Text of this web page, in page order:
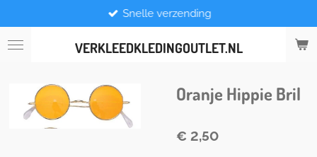
direct
naar
VERKLEEDKLEDINGOUTLET.NL
Snelle verzending
Oranje Hippie Bril
€ 2,50